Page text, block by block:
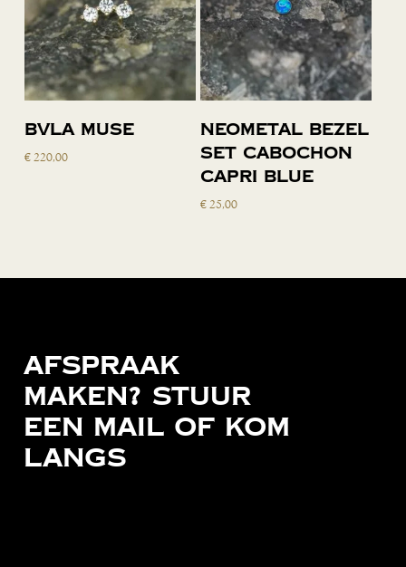
BVLA Muse
€220,00
Toevoegen
aan
winkelwagen
Neometal bezel
set cabochon
capri blue
€25,00
Afspraak
maken? Stuur
een mail of kom
langs